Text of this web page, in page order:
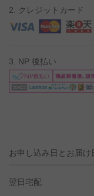
2. クレジットカード
3. NP 後払い
お申し込み日とお届け
翌日宅配